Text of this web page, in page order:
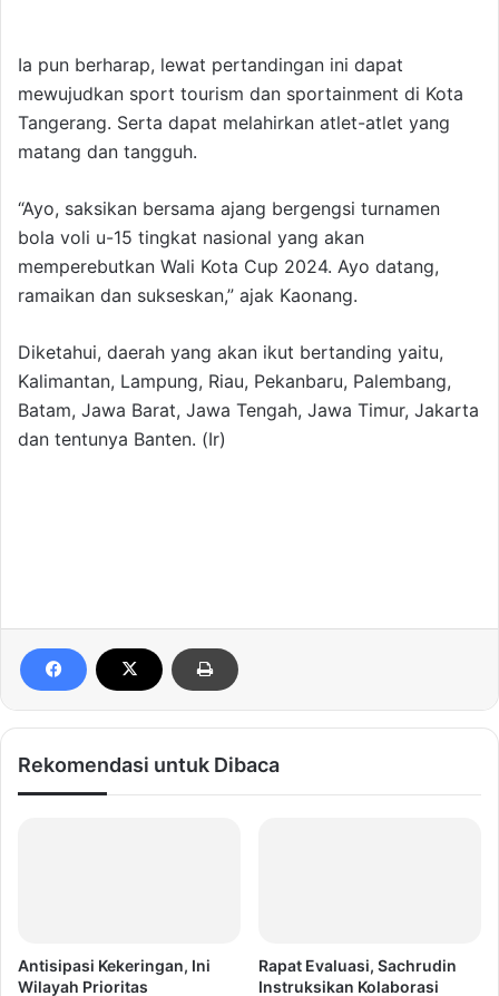
Ia pun berharap, lewat pertandingan ini dapat
mewujudkan sport tourism dan sportainment di Kota
Tangerang. Serta dapat melahirkan atlet-atlet yang
matang dan tangguh.
“Ayo, saksikan bersama ajang bergengsi turnamen
bola voli u-15 tingkat nasional yang akan
memperebutkan Wali Kota Cup 2024. Ayo datang,
ramaikan dan sukseskan,” ajak Kaonang.
Diketahui, daerah yang akan ikut bertanding yaitu,
Kalimantan, Lampung, Riau, Pekanbaru, Palembang,
Batam, Jawa Barat, Jawa Tengah, Jawa Timur, Jakarta
dan tentunya Banten. (Ir)
Rekomendasi untuk Dibaca
Antisipasi Kekeringan, Ini
Wilayah Prioritas
Rapat Evaluasi, Sachrudin
Instruksikan Kolaborasi